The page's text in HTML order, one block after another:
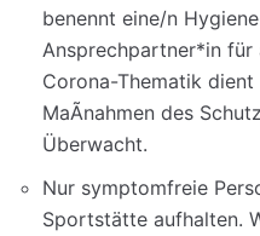
benennt eine/n
Ansprechpartner*in für
Corona-Thematik
MaÃnahmen des
Überwacht.
Nur symptomfreie
Sportstätte aufhalten.